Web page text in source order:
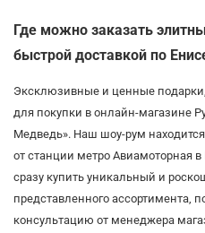
Где можно заказать
быстрой доставкой по
Эксклюзивные и ценные
для покупки в онлайн-магазине
Медведь». Наш шоу-рум
от станции метро Авиамоторная
сразу купить уникальный и
представленного ассортимента,
консультацию от менеджера